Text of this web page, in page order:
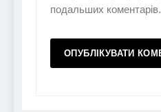
подальших коментарів.